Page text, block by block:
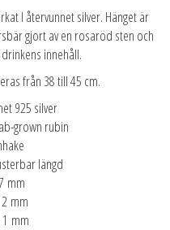
I återvunnet silver. Hänget är
gjort av en rosaröd sten och
innehåll.
från 38 till 45 cm.
925 silver
grown rubin
längd
mm
mm
1 mm